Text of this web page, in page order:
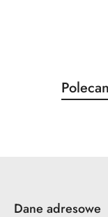
Pomiń
o
Dane adresowe